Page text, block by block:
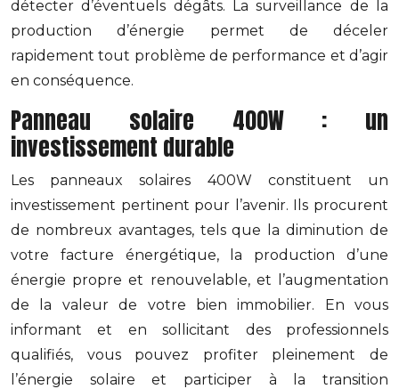
détecter d’éventuels dégâts. La surveillance de la
production d’énergie permet de déceler
rapidement tout problème de performance et d’agir
en conséquence.
Panneau solaire 400W : un
investissement durable
Les panneaux solaires 400W constituent un
investissement pertinent pour l’avenir. Ils procurent
de nombreux avantages, tels que la diminution de
votre facture énergétique, la production d’une
énergie propre et renouvelable, et l’augmentation
de la valeur de votre bien immobilier. En vous
informant et en sollicitant des professionnels
qualifiés, vous pouvez profiter pleinement de
l’énergie solaire et participer à la transition